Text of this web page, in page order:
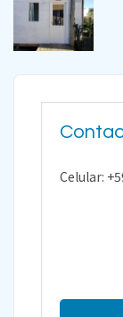
Celular: